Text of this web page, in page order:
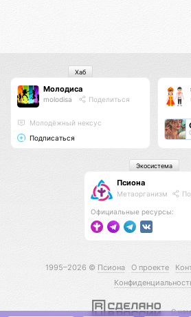
Молодиса
molodisa Поделиться
Молодёжный нексус
Подписаться
Хаб
Псиона
Метаорганизм
Официальные ресурсы:
Экосистема
1995–2026 © Псиона О проекте
С